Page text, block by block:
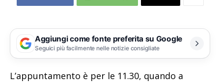
Aggiungi come fonte preferita su Google
Seguici più facilmente nelle notizie consigliate
L’appuntamento è per le 11.30, quando a